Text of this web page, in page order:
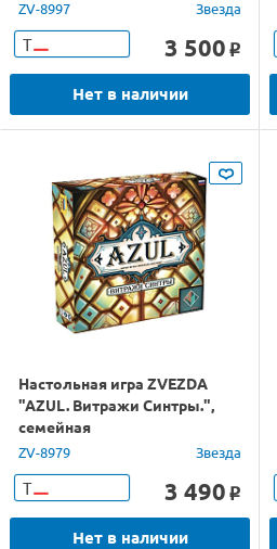
ZV-8997 Звезда
Т 3 500 o
Нет в наличии
Настольная игра ZVEZDA
"AZUL. Витражи Синтры.",
семейная
ZV-8979 Звезда
Т 3 490 o
Нет в наличии